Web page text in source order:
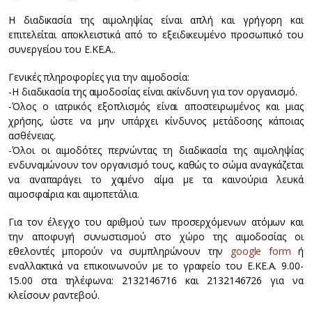
Η διαδικασία της αιμοληψίας είναι απλή και γρήγορη και
επιτελείται αποκλειστικά από το εξειδικευμένο προσωπικό του
συνεργείου του Ε.ΚΕ.Α..
Γενικές πληροφορίες για την αιμοδοσία:
-Η διαδικασία της αιμοδοσίας είναι ακίνδυνη για τον οργανισμό.
-Όλος ο ιατρικός εξοπλισμός είναι αποστειρωμένος και μιας
χρήσης, ώστε να μην υπάρχει κίνδυνος μετάδοσης κάποιας
ασθένειας.
-Όλοι οι αιμοδότες περνώντας τη διαδικασία της αιμοληψίας
ενδυναμώνουν τον οργανισμό τους, καθώς το σώμα αναγκάζεται
να αναπαράγει το χαμένο αίμα με τα καινούρια λευκά
αιμοσφαίρια και αιμοπετάλια.
Για τον έλεγχο του αριθμού των προσερχόμενων ατόμων και
την αποφυγή συνωστισμού στο χώρο της αιμοδοσίας οι
εθελοντές μπορούν να συμπληρώνουν την google form ή
εναλλακτικά να επικοινωνούν με το γραφείο του Ε.ΚΕ.Α. 9.00-
15.00 στα τηλέφωνα: 2132146716 και 2132146726 για να
κλείσουν ραντεβού.